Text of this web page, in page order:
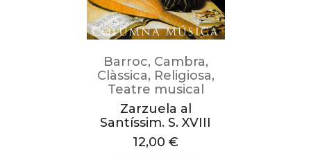
Barroc, Cambra,
Clàssica, Religiosa,
Teatre musical
Zarzuela al
Santíssim. S. XVIII
12,00 €